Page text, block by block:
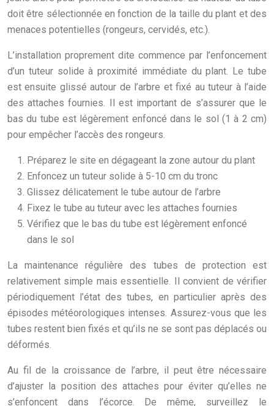
doit être sélectionnée en fonction de la taille du plant et des
menaces potentielles (rongeurs, cervidés, etc.).
L’installation proprement dite commence par l’enfoncement
d’un tuteur solide à proximité immédiate du plant. Le tube
est ensuite glissé autour de l’arbre et fixé au tuteur à l’aide
des attaches fournies. Il est important de s’assurer que le
bas du tube est légèrement enfoncé dans le sol (1 à 2 cm)
pour empêcher l’accès des rongeurs.
Préparez le site en dégageant la zone autour du plant
Enfoncez un tuteur solide à 5-10 cm du tronc
Glissez délicatement le tube autour de l’arbre
Fixez le tube au tuteur avec les attaches fournies
Vérifiez que le bas du tube est légèrement enfoncé
dans le sol
La maintenance régulière des tubes de protection est
relativement simple mais essentielle. Il convient de vérifier
périodiquement l’état des tubes, en particulier après des
épisodes météorologiques intenses. Assurez-vous que les
tubes restent bien fixés et qu’ils ne se sont pas déplacés ou
déformés.
Au fil de la croissance de l’arbre, il peut être nécessaire
d’ajuster la position des attaches pour éviter qu’elles ne
s’enfoncent dans l’écorce. De même, surveillez le